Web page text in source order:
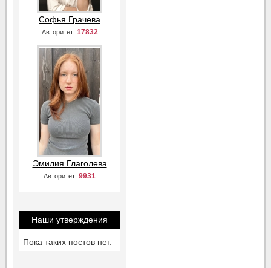
Софья Грачева
Авторитет: 17832
Эмилия Глаголева
Авторитет: 9931
Наши утверждения
Пока таких постов нет.